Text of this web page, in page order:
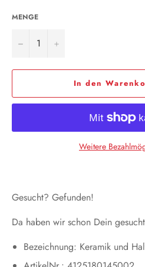
MENGE
− +
In den
Weitere
Gesucht? Gefunden!
Da haben wir schon Dein
Bezeichnung: Keramik und